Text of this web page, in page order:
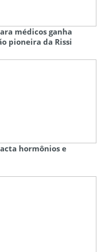
médicos ganha
pioneira da Rissi
hormônios e